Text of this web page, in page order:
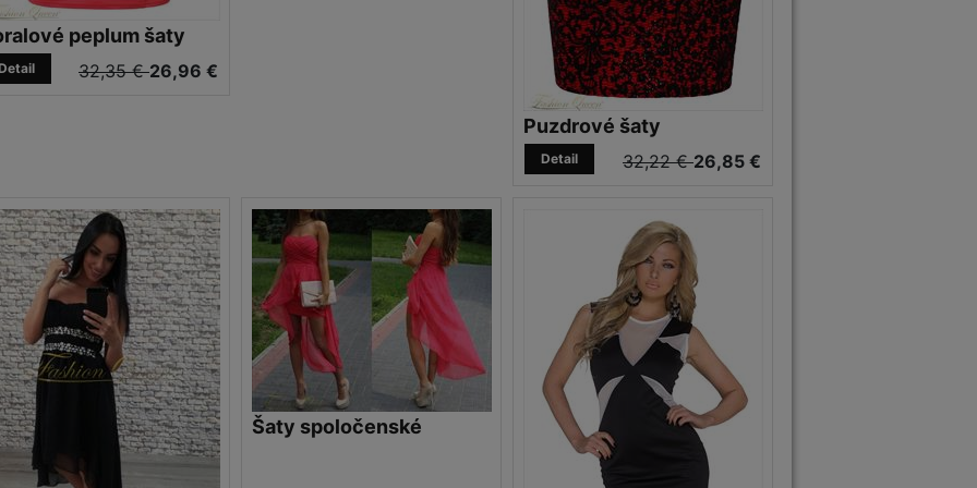
peplum šaty
32,35 €26,96 €
Puzdrové šaty
32,22 €26,85 €
Detail
Šaty spoločenské